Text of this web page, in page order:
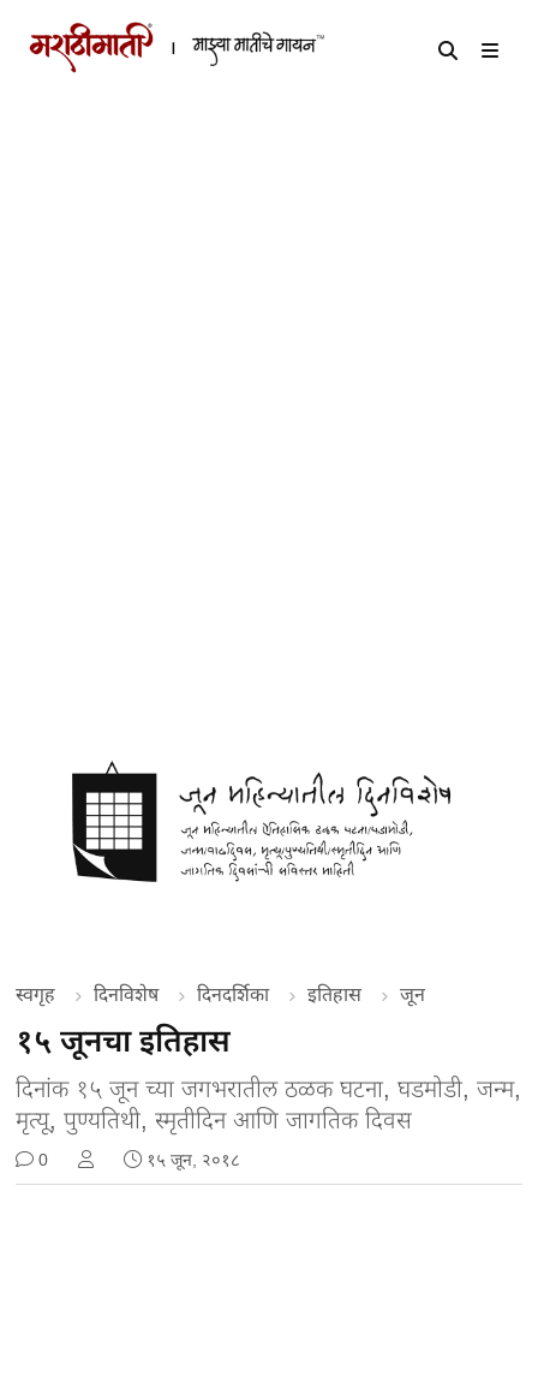
स्वगृह दिनविशेष दिनदर्शिका इतिहास जून
१५ जूनचा इतिहास
दिनांक १५ जून च्या जगभरातील ठळक घटना, घडमोडी, जन्म,
मृत्यू, पुण्यतिथी, स्मृतीदिन आणि जागतिक दिवस
0 १५ जून, २०१८